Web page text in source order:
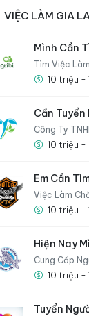
VIỆC LÀM GIA
Tìm Việc
10 triệu -
Công Ty
10 triệu -
10 triệu -
Cung Cấp
10 triệu -